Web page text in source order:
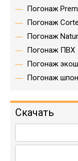
Погонаж
Погонаж
Погонаж
Погонаж ПВХ
Погонаж
Погонаж шпон
Скачать